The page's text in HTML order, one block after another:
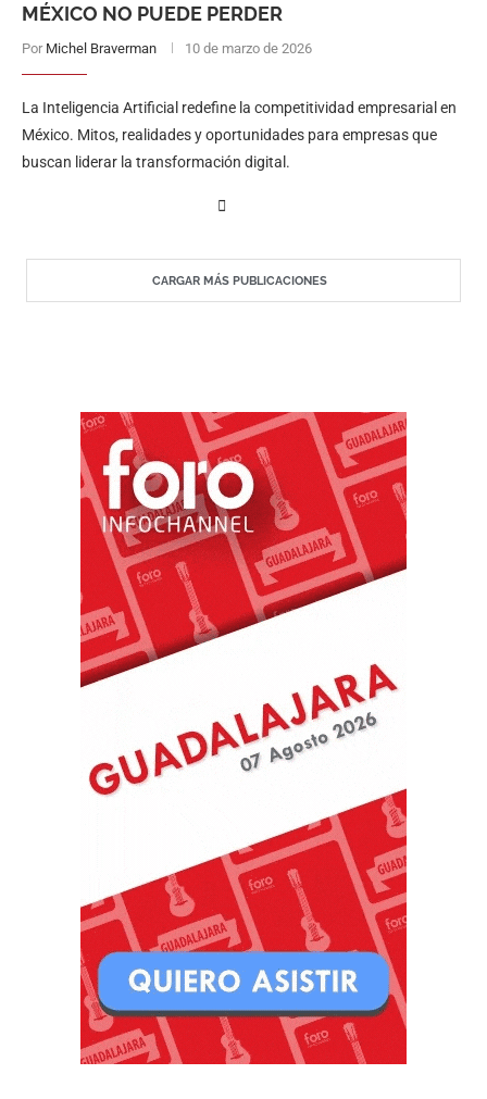
MÉXICO NO PUEDE PERDER
Por Michel Braverman 10 de marzo de 2026
La Inteligencia Artificial redefine la competitividad empresarial en
México. Mitos, realidades y oportunidades para empresas que
buscan liderar la transformación digital.
CARGAR MÁS PUBLICACIONES